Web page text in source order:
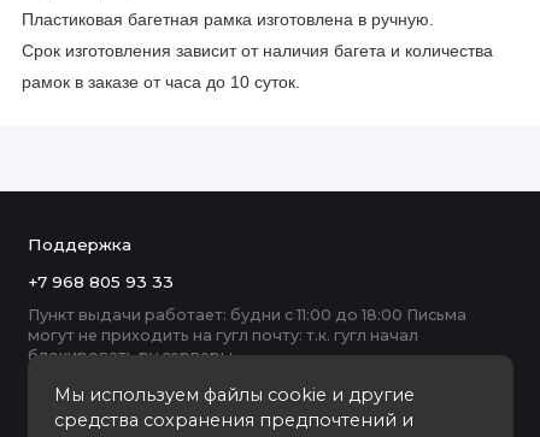
Пластиковая багетная рамка изготовлена в ручную.
Срок изготовления зависит от наличия багета и количества
рамок в заказе от часа до 10 суток.
Мы используем файлы cookie и другие
средства сохранения предпочтений и
Поддержка
+7 968 805 93 33
Пункт выдачи работает: будни с 11:00 до 18:00 Письма
могут не приходить на гугл почту: т.к. гугл начал
блокировать ру серверы